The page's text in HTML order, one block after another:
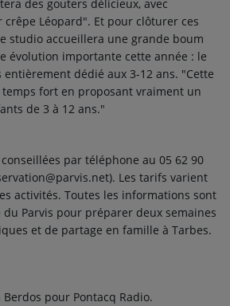
des gouters délicieux, avec
Léopard". Et pour clôturer ces
studio accueillera une grande boum
évolution importante cette année : le
dédié aux 3-12 ans. "Cette
temps fort en proposant vraiment un
de 3 à 12 ans."
par téléphone au 05 62 90
Les tarifs varient
activités. Toutes les informations sont
Parvis pour préparer deux semaines
et de partage en famille à Tarbes.
pour Pontacq Radio.